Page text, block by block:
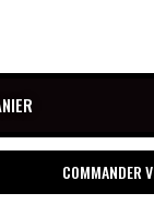
COMMANDER